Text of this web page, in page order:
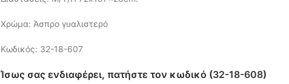
Χρώμα: Άσπρο γυαλιστερό
Κωδικός: 32-18-607
Ίσως σας ενδιαφέρει, πατήστε τον κωδικό (32-18-608)